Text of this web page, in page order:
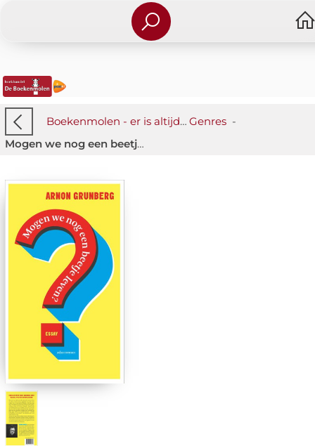
Boekenmolen - er is altijd iets wat je raakt! Genres-
Mogen we nog een beetje leven?